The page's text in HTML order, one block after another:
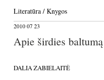
Literatūra / Knygos
2010 07 23
Apie širdies baltumą
DALIA ZABIELAITĖ